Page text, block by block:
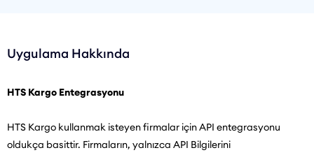
Uygulama Hakkında
HTS Kargo Entegrasyonu
HTS Kargo kullanmak isteyen firmalar için API entegrasyonu
oldukça basittir. Firmaların, yalnızca API Bilgilerini